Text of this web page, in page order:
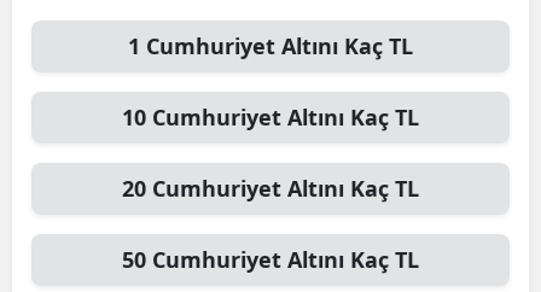
1 Cumhuriyet Altını Kaç TL
10 Cumhuriyet Altını Kaç TL
20 Cumhuriyet Altını Kaç TL
50 Cumhuriyet Altını Kaç TL